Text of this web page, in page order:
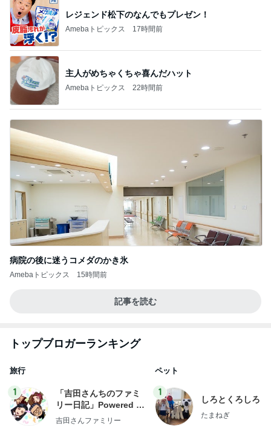
レジェンド松下のなんでもプレゼン！
Amebaトピックス 17時間前
主人がめちゃくちゃ喜んだハット
Amebaトピックス 22時間前
病院の後に迷うコメダのかき氷
Amebaトピックス 15時間前
記事を読む
トップブロガーランキング
旅行
1
「吉田さんちのファミ
リー日記」Powered b
y Ameba 吉田さんファ
吉田さんファミリー
ペット
1
しろとくろしろ
たまねぎ